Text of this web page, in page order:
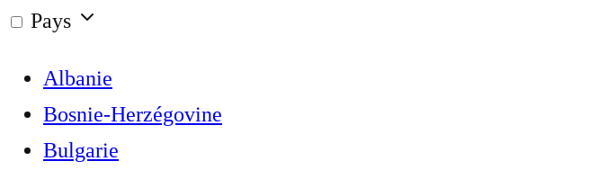
Pays
Albanie
Bosnie-Herzégovine
Bulgarie